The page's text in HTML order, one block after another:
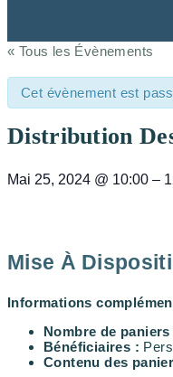
« Tous les Évènements
Cet évènement est
Distribution
Mai 25, 2024 @ 10:00 –
Mise À
Informations
Nombre de paniers
Bénéficiaires :
Contenu des